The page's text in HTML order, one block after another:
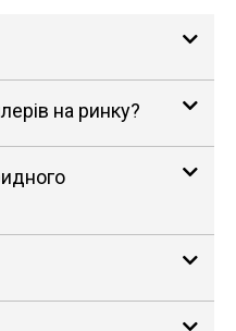
на ринку?